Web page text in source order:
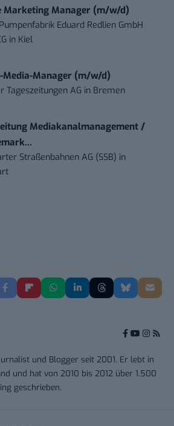
Marketing Manager (m/w/d)
Eduard Redlien GmbH
in Kiel
Media-Manager (m/w/d)
Tageszeitungen AG in Bremen
Mediakanalmanagement /
Straßenbahnen AG (SSB) in
und Blogger seit 2001. Er lebt in
und hat von 2010 bis 2012 über 1.500
geschrieben.